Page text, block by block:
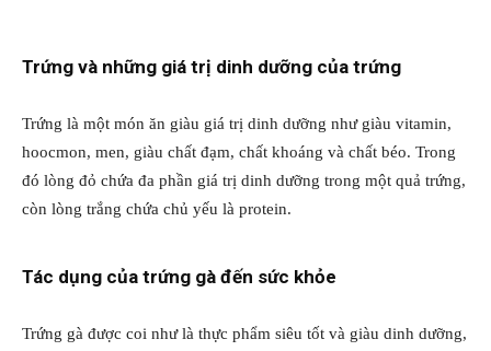
Trứng và những giá trị dinh dưỡng của trứng
Trứng là một món ăn giàu giá trị dinh dưỡng như giàu vitamin,
hoocmon, men, giàu chất đạm, chất khoáng và chất béo. Trong
đó lòng đỏ chứa đa phần giá trị dinh dưỡng trong một quả trứng,
còn lòng trắng chứa chủ yếu là protein.
Tác dụng của trứng gà đến sức khỏe
Trứng gà được coi như là thực phẩm siêu tốt và giàu dinh dưỡng,